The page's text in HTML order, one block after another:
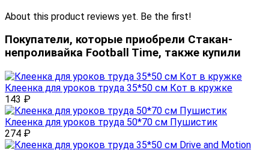
About this product reviews yet. Be the first!
Покупатели, которые приобрели Стакан-
непроливайка Football Time, также купили
Клеенка для уроков труда 35*50 см Кот в кружке
143 ₽
Клеенка для уроков труда 50*70 см Пушистик
274 ₽